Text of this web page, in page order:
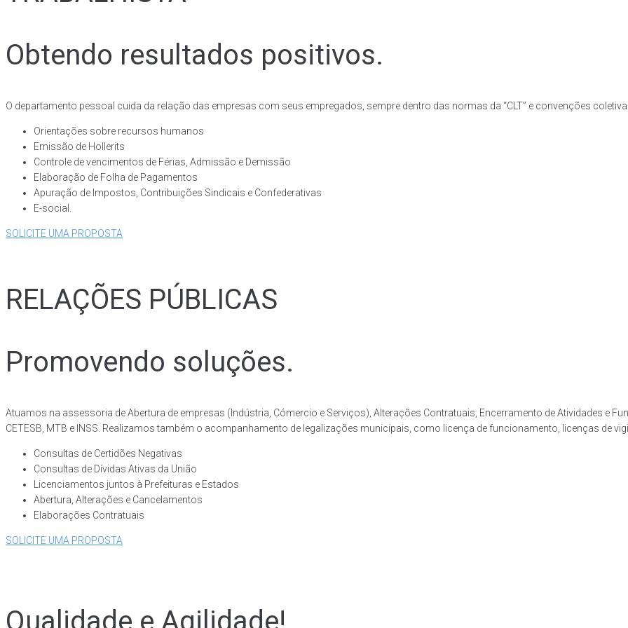
Obtendo resultados positivos.
O departamento pessoal cuida da relação das empresas com seus empregados, sempre dentro das normas da “CLT” e convenções
Orientações sobre recursos humanos
Emissão de Hollerits
Controle de vencimentos de Férias, Admissão e Demissão
Elaboração de Folha de Pagamentos
Apuração de Impostos, Contribuições Sindicais e Confederativas
E-social.
SOLICITE UMA PROPOSTA
RELAÇÕES PÚBLICAS
Promovendo soluções.
Atuamos na assessoria de Abertura de empresas (Indústria, Cómercio e Serviços), Alterações Contratuais, Encerramento de Atividades e
CETESB, MTB e INSS. Realizamos também o acompanhamento de legalizações municipais, como licença de funcionamento, licenças de
Consultas de Certidões Negativas
Consultas de Dívidas Ativas da União
Licenciamentos juntos à Prefeituras e Estados
Abertura, Alterações e Cancelamentos
Elaborações Contratuais
SOLICITE UMA PROPOSTA